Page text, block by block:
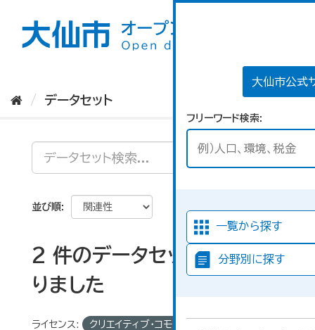
大仙市公式
フリーワード検索
一覧から探す
分野別に探す
データセット
並び順
2 件のデータセットが見つか
りました
ライセンス: クリエイティブ・コモンズ 表示